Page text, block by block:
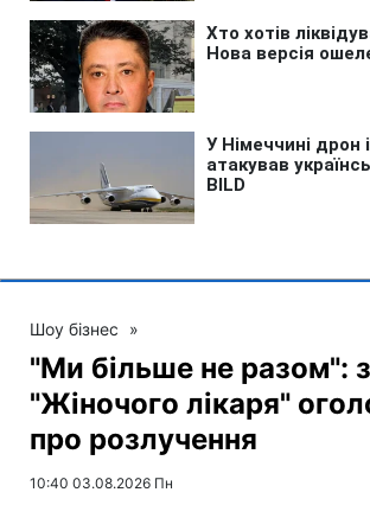
Шоу бізнес »
"Ми більше не разом":
"Жіночого лікаря"
про розлучення
10:40 03.08.2026 Пн